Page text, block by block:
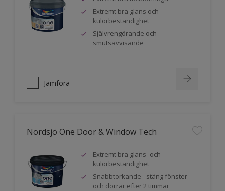
Extremt bra glans och
kulörbeständighet
Självrengörande och
smutsavvisande
Jämföra
Nordsjö One Door & Window Tech
Extremt bra glans- och
kulörbeständighet
Snabbtorkande - stäng fönster
och dörrar efter 2 timmar